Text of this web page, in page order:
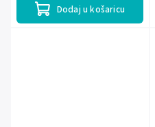
Dodaj u košaricu